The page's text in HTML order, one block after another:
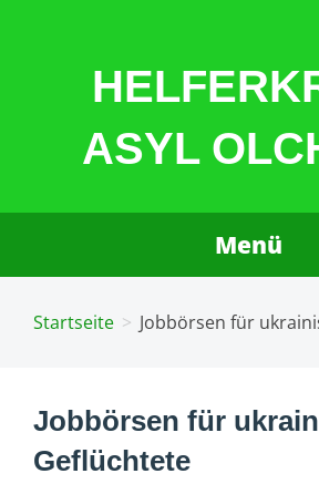
ASYL
Menü
Startseite Jobbörsen für
Jobbörsen für
Geflüchtete